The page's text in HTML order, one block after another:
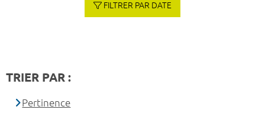
FILTRER PAR DATE
TRIER PAR :
Pertinence